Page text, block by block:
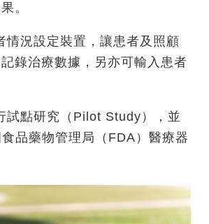
。
情況設定裝置，讓患者及照顧
錄治療數據，另亦可輸入患者
試點研究（Pilot Study），並
品藥物管理局（FDA）醫療器